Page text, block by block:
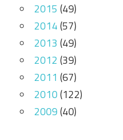
2015 (49)
2014(57)
2013 (49)
2012 (39)
2011 (67)
2010(122)
2009(40)